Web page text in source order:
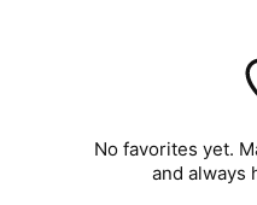
No favorites yet.
and always